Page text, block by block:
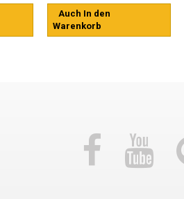
Auch In den
Warenkorb